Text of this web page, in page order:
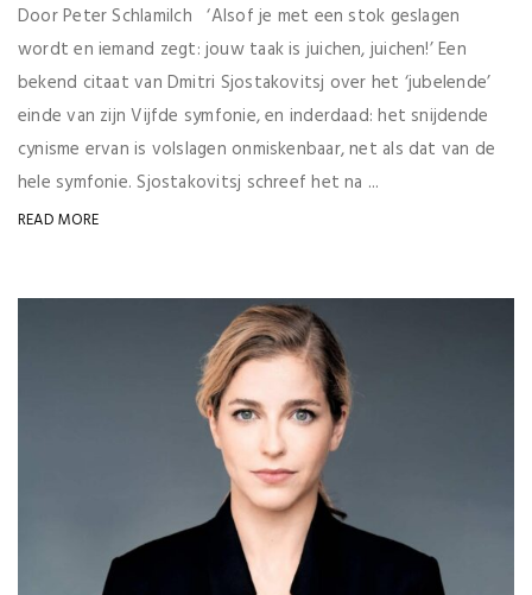
Door Peter Schlamilch ‘Alsof je met een stok geslagen
wordt en iemand zegt: jouw taak is juichen, juichen!’ Een
bekend citaat van Dmitri Sjostakovitsj over het ‘jubelende’
einde van zijn Vijfde symfonie, en inderdaad: het snijdende
cynisme ervan is volslagen onmiskenbaar, net als dat van de
hele symfonie. Sjostakovitsj schreef het na ...
READ MORE